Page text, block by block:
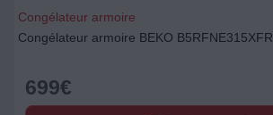
Congélateur armoire
Congélateur armoire BEKO B5RFNE315XFR
699€